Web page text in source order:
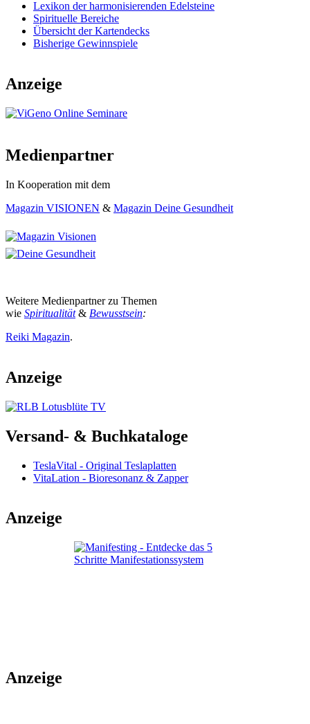
Lexikon der harmonisierenden Edelsteine
Spirituelle Bereiche
Übersicht der Kartendecks
Bisherige Gewinnspiele
Anzeige
Medienpartner
In Kooperation mit dem
Magazin VISIONEN & Magazin Deine Gesundheit
Weitere Medienpartner zu Themen
wie Spiritualität& Bewusstsein:
Reiki Magazin.
Anzeige
Versand- & Buchkataloge
TeslaVital - Original Teslaplatten
VitaLation - Bioresonanz & Zapper
Anzeige
Anzeige